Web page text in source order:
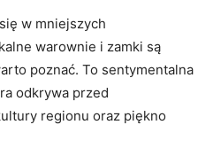
w mniejszych
warownie i zamki są
poznać. To sentymentalna​
odkrywa ⁣przed
regionu ⁤oraz piękno